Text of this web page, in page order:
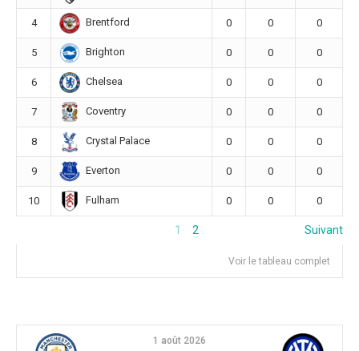
4 Brentford 0 0 0
5 Brighton 0 0 0
6 Chelsea 0 0 0
7 Coventry 0 0 0
8 Crystal Palace 0 0 0
9 Everton 0 0 0
10 Fulham 0 0 0
1 2 Suivant
Voir le tableau complet
1 août 2026